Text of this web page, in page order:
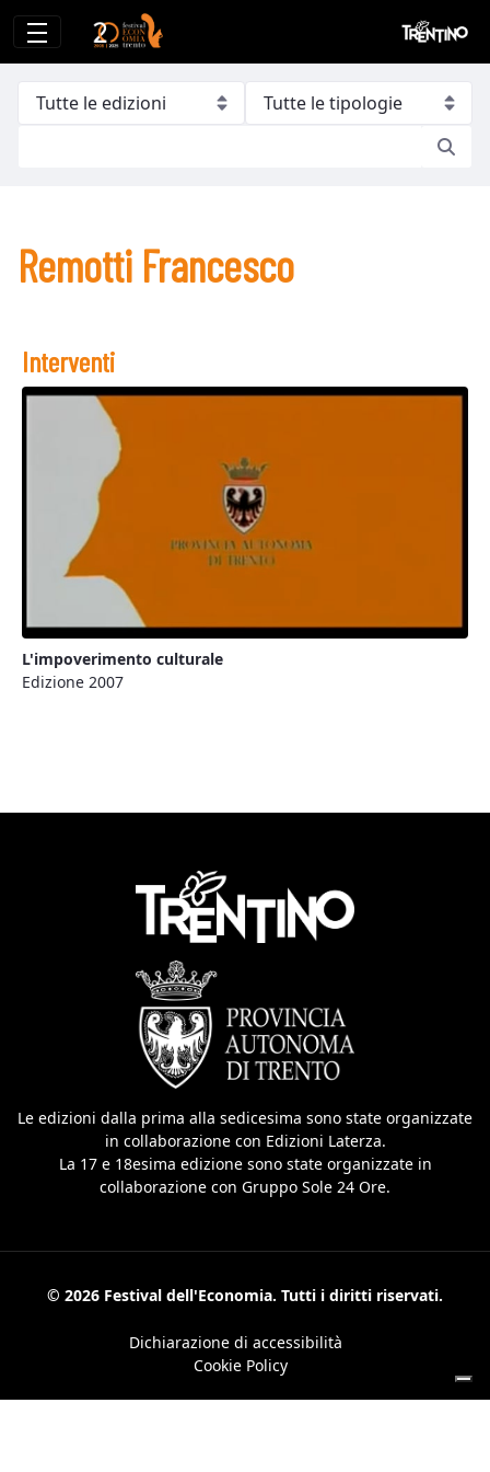
Remotti Francesco
Remotti Francesco
Interventi
L'impoverimento culturale
Edizione 2007
Le edizioni dalla prima alla sedicesima sono state organizzate
in collaborazione con Edizioni Laterza.
La 17 e 18esima edizione sono state organizzate in
collaborazione con Gruppo Sole 24 Ore.
© 2026 Festival dell'Economia. Tutti i diritti riservati.
Dichiarazione di accessibilità
Cookie Policy